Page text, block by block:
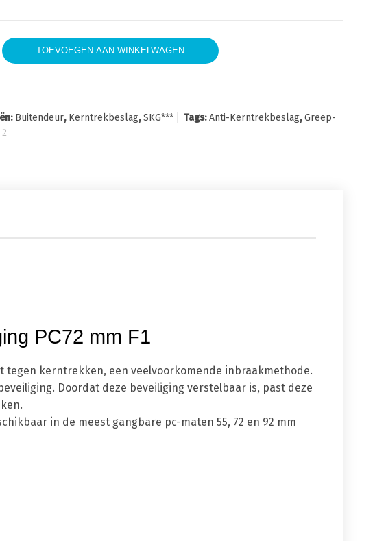
2300 SKG*** kerntrekbeveiliging greep/kruk PC72 mm F1 aantal
TOEVOEGEN AAN WINKELWAGEN
Buitendeur, Kerntrekbeslag,SKG*** Tags:Anti-Kerntrekbeslag,Greep-
PC72 mm F1
tegen kerntrekken, een veelvoorkomende inbraakmethode.
Doordat deze beveiliging verstelbaar is, past deze
in de meest gangbare pc-maten 55, 72 en 92 mm